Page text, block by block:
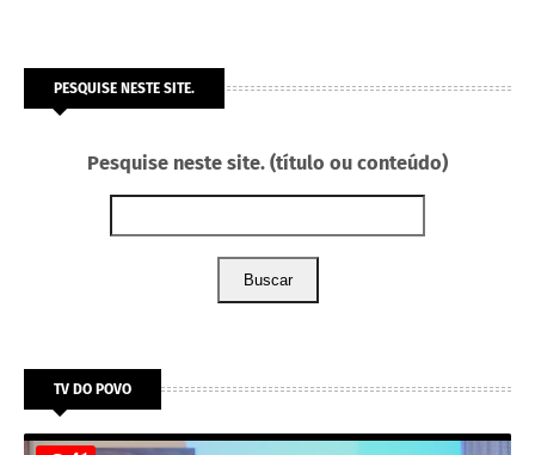
PESQUISE NESTE SITE.
Pesquise neste site. (título ou conteúdo)
Buscar
TV DO POVO